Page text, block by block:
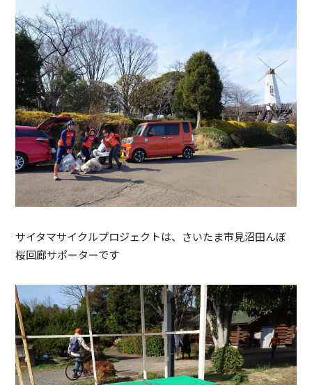
サイタマサイクルプロジェクトは、さいたま市見沼田んぼ
桜回廊サポーターです